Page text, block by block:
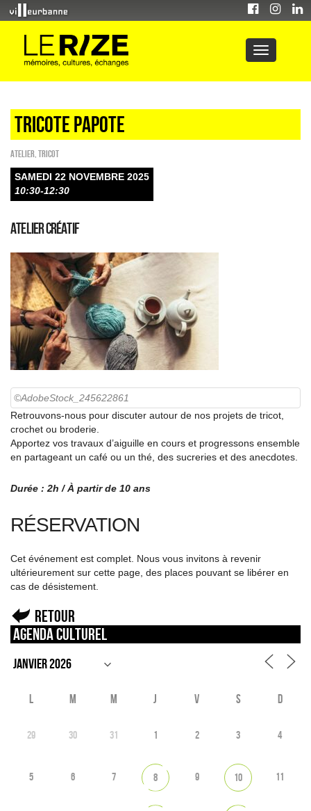
Tricote Papote
Atelier Tricot
SAMEDI 22 NOVEMBRE 2025
10:30-12:30
ATELIER CRÉATIF
©AdobeStock_245622861
Retrouvons-nous pour discuter autour de nos projets de tricot,
crochet ou broderie.
Apportez vos travaux d’aiguille en cours et progressons ensemble
en partageant un café ou un thé, des sucreries et des anecdotes.
Durée : 2h / À partir de 10 ans
RÉSERVATION
Cet événement est complet. Nous vous invitons à revenir
ultérieurement sur cette page, des places pouvant se libérer en
cas de désistement.
Retour
Agenda culturel
L M M J V S D
29 30 31 1 2 3 4
5 6 7 8 9 10 11